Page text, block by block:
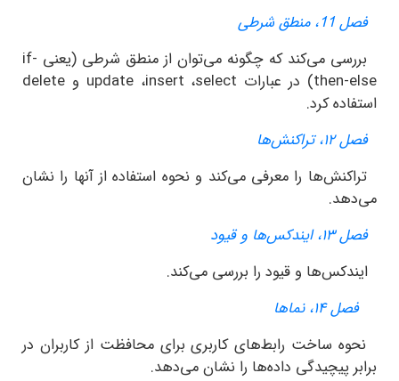
می‌کند که چگونه می‌توان از منطق شرطی (یعنیif-
) در عبارات select ،insert،update وdelete
کرد.
را معرفی می‌کند و نحوه استفاده از آنها را نشان
و قیود را بررسی می‌کند.
ساخت رابط‌های کاربری برای محافظت از کاربران در
پیچیدگی داده‌ها را نشان می‌دهد.